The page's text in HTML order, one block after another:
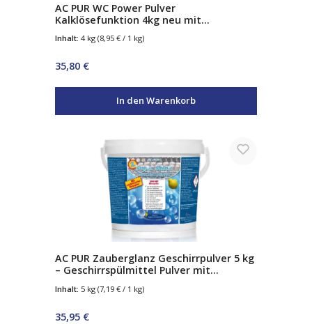
AC PUR WC Power Pulver
Kalklösefunktion 4kg neu mit
Inhalt: 4 kg (8,95 € / 1 kg)
Regulärer Preis:
35,80 €
In den Warenkorb
AC PUR Zauberglanz Geschirrpulver 5 kg
– Geschirrspülmittel Pulver mit
Inhalt: 5 kg (7,19 € / 1 kg)
Regulärer Preis:
35,95 €